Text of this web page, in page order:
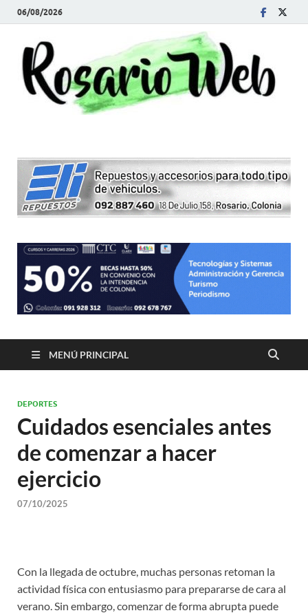
06/08/2026
MENÚ PRINCIPAL
DEPORTES
Cuidados esenciales antes
de comenzar a hacer
ejercicio
07/10/2025
Con la llegada de octubre, muchas personas retoman la
actividad física con entusiasmo para prepararse de cara al
verano. Sin embargo, comenzar de forma abrupta puede